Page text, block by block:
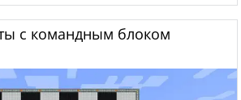
с командным блоком